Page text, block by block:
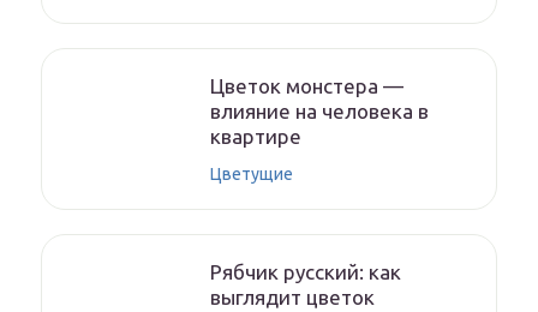
Цветок монстера —
влияние на человека в
квартире
Цветущие
Рябчик русский: как
выглядит цветок